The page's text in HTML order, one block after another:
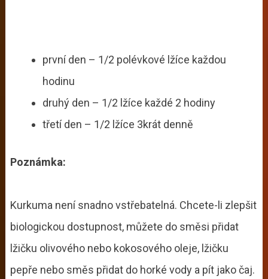
první den – 1/2 polévkové lžíce každou
hodinu
druhý den – 1/2 lžíce každé 2 hodiny
třetí den – 1/2 lžíce 3krát denně
Poznámka:
Kurkuma není snadno vstřebatelná. Chcete-li zlepšit
biologickou dostupnost, můžete do směsi přidat
lžičku olivového nebo kokosového oleje, lžičku
pepře nebo směs přidat do horké vody a pít jako čaj.